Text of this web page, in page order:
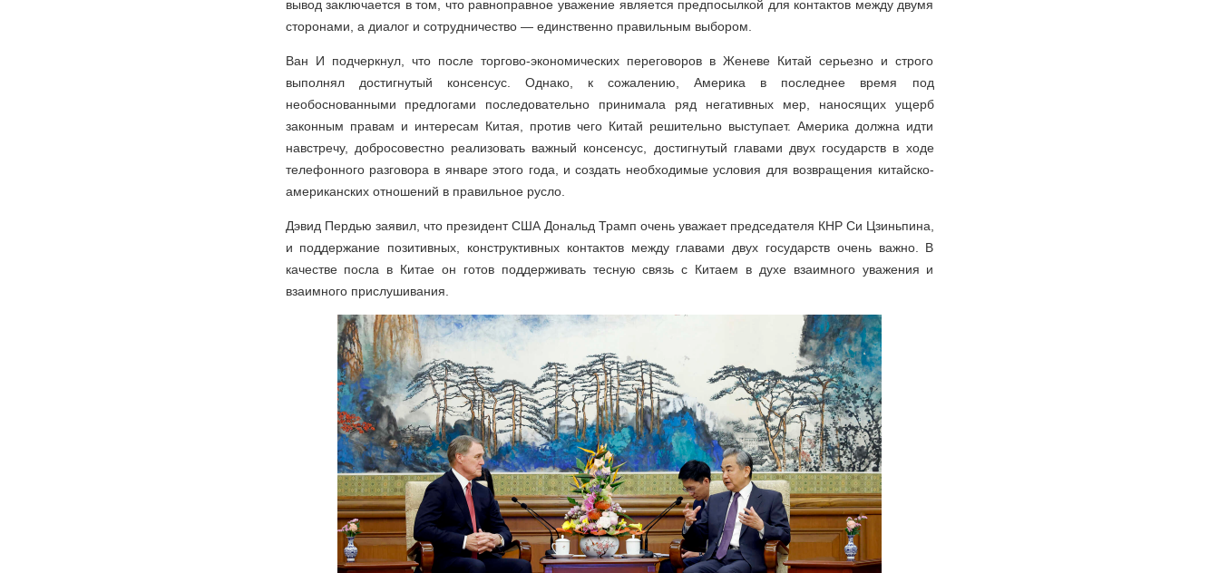
вывод заключается в том, что равноправное уважение является предпосылкой для контактов между двумя
сторонами, а диалог и сотрудничество — единственно правильным выбором.
Ван И подчеркнул, что после торгово-экономических переговоров в Женеве Китай серьезно и строго
выполнял достигнутый консенсус. Однако, к сожалению, Америка в последнее время под
необоснованными предлогами последовательно принимала ряд негативных мер, наносящих ущерб
законным правам и интересам Китая, против чего Китай решительно выступает. Америка должна идти
навстречу, добросовестно реализовать важный консенсус, достигнутый главами двух государств в ходе
телефонного разговора в январе этого года, и создать необходимые условия для возвращения китайско-
американских отношений в правильное русло.
Дэвид Пердью заявил, что президент США Дональд Трамп очень уважает председателя КНР Си Цзиньпина,
и поддержание позитивных, конструктивных контактов между главами двух государств очень важно. В
качестве посла в Китае он готов поддерживать тесную связь с Китаем в духе взаимного уважения и
взаимного прислушивания.